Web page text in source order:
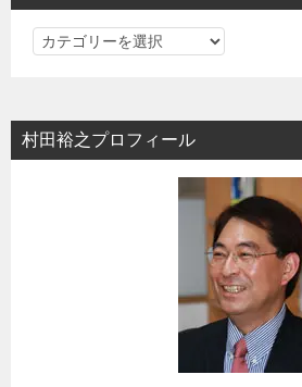
ン
カ
リ
ー
村田裕之プロフィール